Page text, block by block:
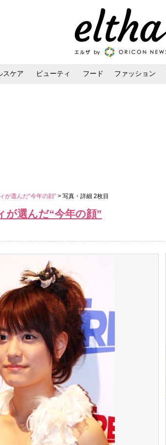
スケア ビューティ フード ファッション
が選んだ“今年の顔” > 写真・詳細 2枚目
が選んだ“今年の顔”